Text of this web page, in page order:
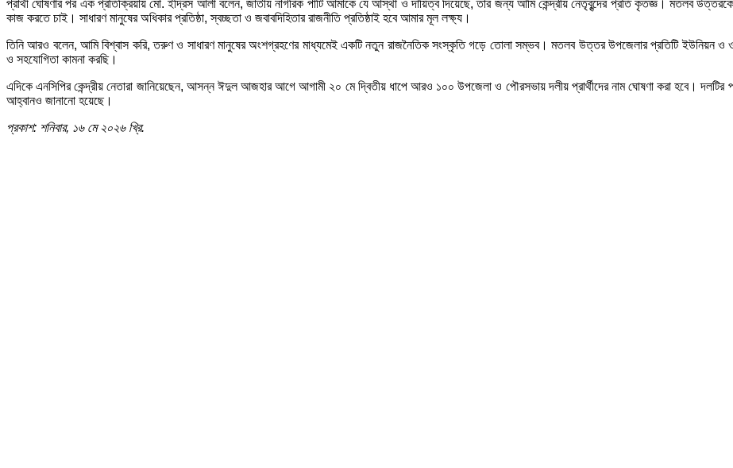
প্রার্থী ঘোষণার পর এক প্রতিক্রিয়ায় মো. ইদ্রিস আলী বলেন, জাতীয় নাগরিক পার্টি আমাকে যে আস্থা ও দায়িত্ব দিয়েছে, তার জন্য আমি কেন্দ্রীয় নেতৃবৃন্দের প্রতি কৃতজ্ঞ। মতলব
কাজ করতে চাই। সাধারণ মানুষের অধিকার প্রতিষ্ঠা, স্বচ্ছতা ও জবাবদিহিতার রাজনীতি প্রতিষ্ঠাই হবে আমার মূল লক্ষ্য।
তিনি আরও বলেন, আমি বিশ্বাস করি, তরুণ ও সাধারণ মানুষের অংশগ্রহণের মাধ্যমেই একটি নতুন রাজনৈতিক সংস্কৃতি গড়ে তোলা সম্ভব। মতলব উত্তর উপজেলার প্রতিটি ইউনিয়ন ও
ও সহযোগিতা কামনা করছি।
এদিকে এনসিপির কেন্দ্রীয় নেতারা জানিয়েছেন, আসন্ন ঈদুল আজহার আগে আগামী ২০ মে দ্বিতীয় ধাপে আরও ১০০ উপজেলা ও পৌরসভায় দলীয় প্রার্থীদের নাম ঘোষণা করা হবে।
আহ্বানও জানানো হয়েছে।
প্রকাশ: শনিবার, ১৬ মে ২০২৬ খ্রি.